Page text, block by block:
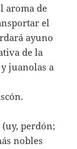
aroma de
el
ayuno
de la
juanolas a
perdón;
nobles